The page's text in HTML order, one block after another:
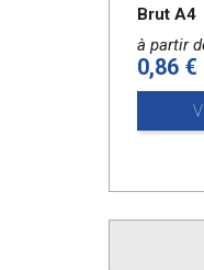
Brut A4
à partir
0,86 €